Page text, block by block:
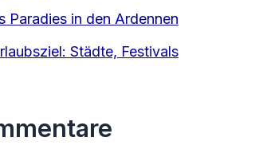
Paradies in den Ardennen
Städte, Festivals